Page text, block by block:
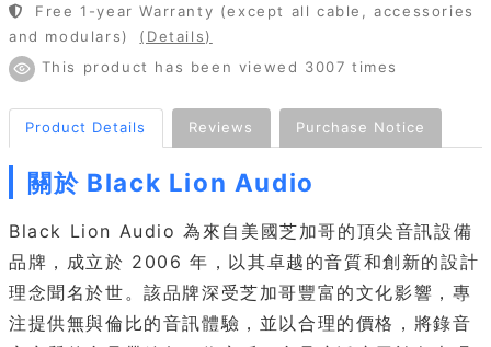
Free 1-year Warranty (except all cable, accessories
and modulars)
(Details)
This product has been viewed 3007 times
Product Details Reviews Purchase Notice
關於 Black Lion Audio
Black Lion Audio 為來自美國芝加哥的頂尖音訊設備
品牌，成立於 2006 年，以其卓越的音質和創新的設計
理念聞名於世。該品牌深受芝加哥豐富的文化影響，專
注提供無與倫比的音訊體驗，並以合理的價格，將錄音